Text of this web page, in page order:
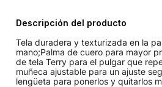
Descripción del producto
Tela duradera y texturizada en la
mano;Palma de cuero para mayor
de tela Terry para el pulgar que
muñeca ajustable para un ajuste
lengüeta para ponerlos y quitarlos